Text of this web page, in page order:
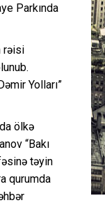
Parkında
rəisi
Yolları”
ölkə
“Bakı
təyin
qurumda